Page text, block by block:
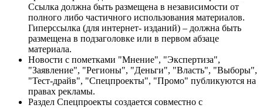
Ссылка должна быть размещена в независимости от
полного либо частичного использования материалов.
Гиперссылка (для интернет- изданий) – должна быть
размещена в подзаголовке или в первом абзаце
материала.
Новости с пометками "Мнение", "Экспертиза",
"Заявление", "Регионы", "Деньги", "Власть", "Выборы",
"Тест-драйв", "Спецпроекты", "Промо" публикуются на
правах рекламы.
Раздел Спецпроекты создается совместно с